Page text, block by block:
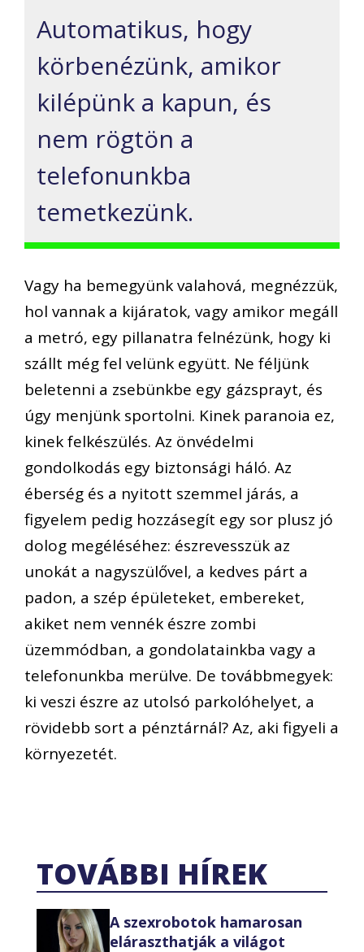
Automatikus, hogy
körbenézünk, amikor
kilépünk a kapun, és
nem rögtön a
telefonunkba
temetkezünk.
Vagy ha bemegyünk valahová, megnézzük,
hol vannak a kijáratok, vagy amikor megáll
a metró, egy pillanatra felnézünk, hogy ki
szállt még fel velünk együtt. Ne féljünk
beletenni a zsebünkbe egy gázsprayt, és
úgy menjünk sportolni. Kinek paranoia ez,
kinek felkészülés. Az önvédelmi
gondolkodás egy biztonsági háló. Az
éberség és a nyitott szemmel járás, a
figyelem pedig hozzásegít egy sor plusz jó
dolog megéléséhez: észrevesszük az
unokát a nagyszülővel, a kedves párt a
padon, a szép épületeket, embereket,
akiket nem vennék észre zombi
üzemmódban, a gondolatainkba vagy a
telefonunkba merülve. De továbbmegyek:
ki veszi észre az utolsó parkolóhelyet, a
rövidebb sort a pénztárnál? Az, aki figyeli a
környezetét.
TOVÁBBI HÍREK
A szexrobotok hamarosan
eláraszthatják a világot